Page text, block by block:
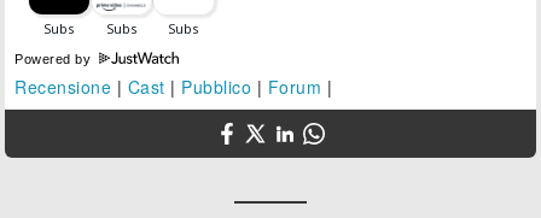
Powered by
Recensione | Cast | Pubblico | Forum |